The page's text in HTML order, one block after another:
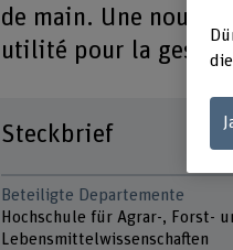
de main. Une
utilité pour la
Steckbrief
Beteiligte Departemente
Hochschule für Agrar-, Forst-
Lebensmittelwissenschaften